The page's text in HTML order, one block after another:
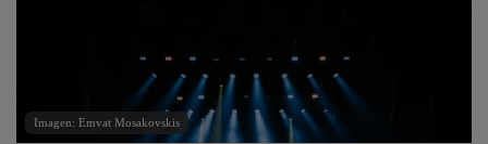
Imagen: Emvat Mosakovskis